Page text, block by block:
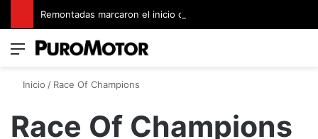
Menú
Inicio / Race Of Champions
Race Of Champions